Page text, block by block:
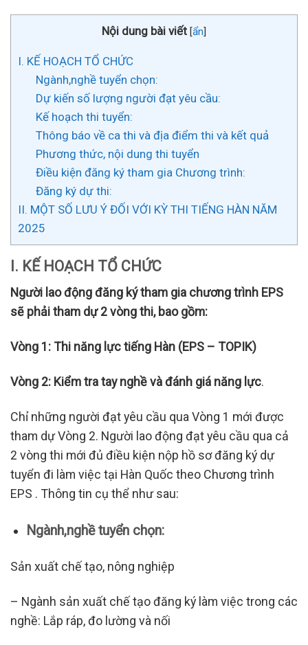
Nội dung bài viết [ẩn]
I. KẾ HOẠCH TỔ CHỨC
Ngành,nghề tuyển chọn:
Dự kiến số lượng người đạt yêu cầu:
Kế hoạch thi tuyển:
Thông báo về ca thi và địa điểm thi và kết quả
Phương thức, nội dung thi tuyển
Điều kiện đăng ký tham gia Chương trình:
Đăng ký dự thi:
II. MỘT SỐ LƯU Ý ĐỐI VỚI KỲ THI TIẾNG HÀN NĂM
2025
I. KẾ HOẠCH TỔ CHỨC
Người lao động đăng ký tham gia chương trình EPS
sẽ phải tham dự 2 vòng thi, bao gồm:
Vòng 1: Thi năng lực tiếng Hàn (EPS – TOPIK)
Vòng 2: Kiểm tra tay nghề và đánh giá năng lực.
Chỉ những người đạt yêu cầu qua Vòng 1 mới được
tham dự Vòng 2. Người lao động đạt yêu cầu qua cả
2 vòng thi mới đủ điều kiện nộp hồ sơ đăng ký dự
tuyển đi làm việc tại Hàn Quốc theo Chương trình
EPS . Thông tin cụ thể như sau:
Ngành,nghềtuyển chọn:
Sản xuất chế tạo, nông nghiệp
– Ngành sản xuất chế tạo đăng ký làm việc trong các
nghề: Lắp ráp, đo lường và nối